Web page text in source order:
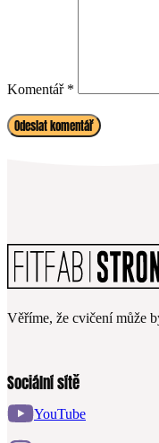
Komentář *
Věříme, že cvičení může
Sociální sítě
YouTube